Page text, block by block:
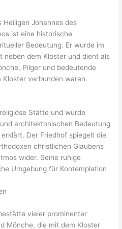
Heiligen Johannes des
ist eine historische
Bedeutung. Er wurde im
neben dem Kloster und dient als
Pilger und bedeutende
Kloster verbunden waren.
Stätte und wurde
architektonischen Bedeutung
Der Friedhof spiegelt die
christlichen Glaubens
wider. Seine ruhige
Umgebung für Kontemplation
vieler prominenter
Mönche, die mit dem Kloster